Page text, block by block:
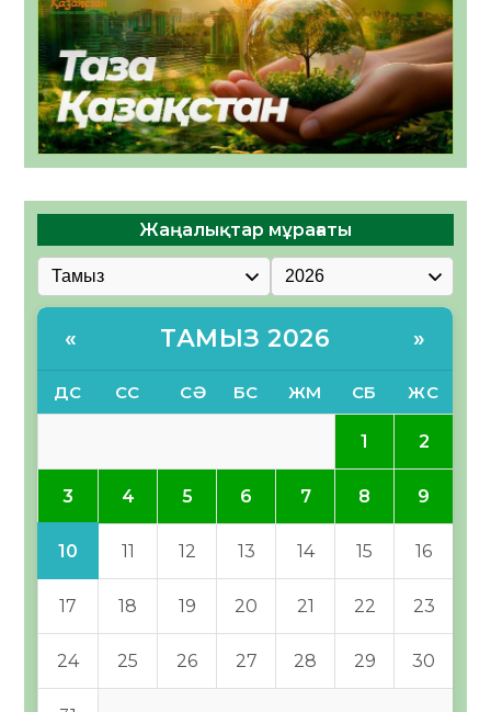
Жаңалықтар мұрағаты
« ТАМЫЗ 2026 »
ДС СС СӘ БС ЖМ СБ ЖС
1 2
3 4 5 6 7 8 9
10 11 12 13 14 15 16
17 18 19 20 21 22 23
24 25 26 27 28 29 30